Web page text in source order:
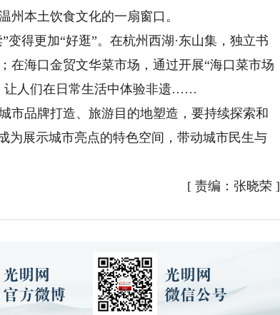
州本土饮食文化的一扇窗口。
得更加“好逛”。在杭州西湖·东山集，独立书
在海口金贸文华菜市场，通过开展“海口菜市场
让人们在日常生活中体验非遗……
品牌打造、旅游目的地塑造，要持续探索和
为展示城市亮点的特色空间，带动城市民生与
[ 责编：张晓荣 ]